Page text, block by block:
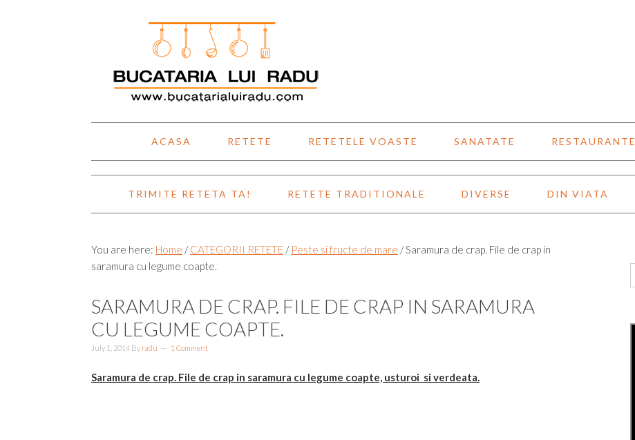
ACASA RETETE RETETELE VOASTE SANATATE RESTAURANTE
TRIMITE RETETA TA! RETETE TRADITIONALE DIVERSE DIN VIATA
You are here: Home / CATEGORII RETETE / Peste si fructe de mare /Saramura de crap. File de crap in
saramura cu legume coapte.
SARAMURA DE CRAP. FILE DE CRAP IN SARAMURA
CU LEGUME COAPTE.
July 1, 2014 By radu 1 Comment
Saramura de crap. File de crap in saramura cu legume coapte, usturoi si verdeata.